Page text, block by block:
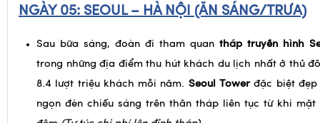
NGÀY 05:SEOUL – HÀ NỘI (ĂN SÁNG/TRƯA)
Sau bữa sáng, đoàn đi tham quan tháp truyền hình
trong những địa điểm thu hút khách du lịch nhất ở thủ
8.4 lượt triệu khách mỗi năm. Seoul Tower đặc biệt đẹp
ngọn đèn chiếu sáng trên thân tháp liên tục từ khi mặt